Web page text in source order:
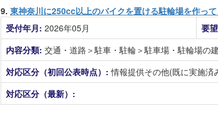
9. 東神奈川に250cc以上のバイクを置ける駐輪場を作っ
受付年月: 2026年05月 要
内容分類: 交通・道路＞駐車・駐輪＞駐車場・駐輪場の
対応区分（初回公表時点）:情報提供その他(既に実施済
対応区分（最新）: